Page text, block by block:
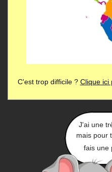
C'est trop difficile ? Clique ici
J'ai une
mais pour
fais une